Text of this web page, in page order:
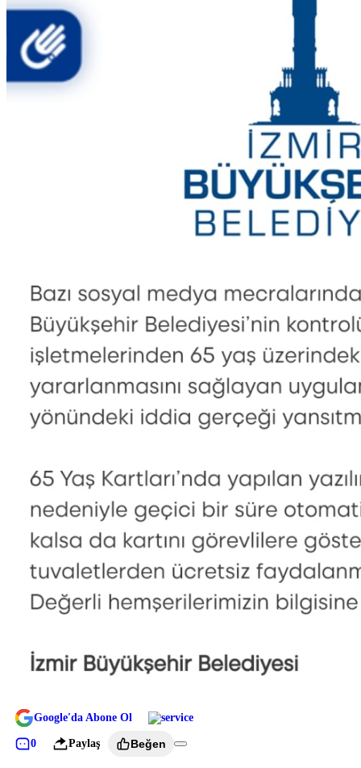
Google'da Abone Ol
0 Paylaş Beğen